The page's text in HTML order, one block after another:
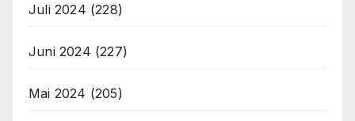
Juli 2024 (228)
Juni 2024 (227)
Mai 2024 (205)